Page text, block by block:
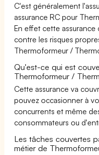
C'est généralement
assurance RC pour
En effet cette assurance
contre les risques
Thermoformeur /
Qu'est-ce qui est
Thermoformeur /
Cette assurance va
pouvez occasionner à
concurrents et même
consommateurs ou
Les tâches couvertes
métier de